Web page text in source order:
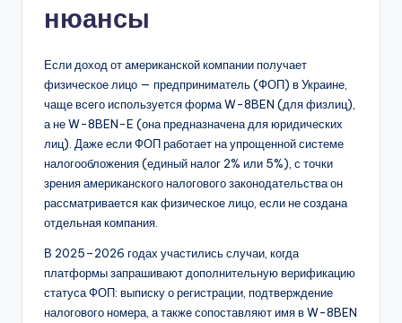
нюансы
Если доход от американской компании получает
физическое лицо — предприниматель (ФОП) в Украине,
чаще всего используется форма W-8BEN (для физлиц),
а не W-8BEN-E (она предназначена для юридических
лиц). Даже если ФОП работает на упрощенной системе
налогообложения (единый налог 2% или 5%), с точки
зрения американского налогового законодательства он
рассматривается как физическое лицо, если не создана
отдельная компания.
В 2025–2026 годах участились случаи, когда
платформы запрашивают дополнительную верификацию
статуса ФОП: выписку о регистрации, подтверждение
налогового номера, а также сопоставляют имя в W-8BEN